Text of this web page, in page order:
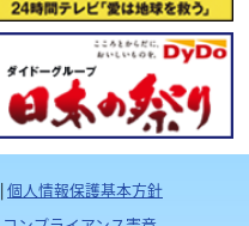
|個人情報保護基本方針